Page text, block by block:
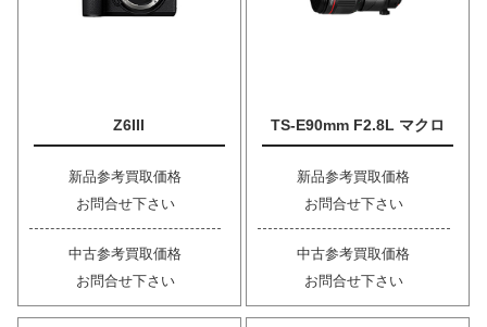
Z6III
新品参考買取価格
お問合せ下さい
中古参考買取価格
お問合せ下さい
TS-E90mm F2.8L マクロ
新品参考買取価格
お問合せ下さい
中古参考買取価格
お問合せ下さい